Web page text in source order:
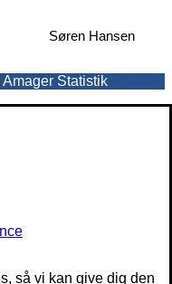
Søren Hansen
Statistik
så vi kan give dig den